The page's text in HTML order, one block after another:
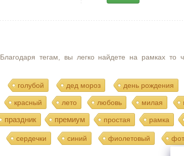
тегам, вы легко найдете на рамках то
голубой дед мороз день рождения
красный лето любовь милая
праздник премиум простая рамка
сердечки синий фиолетовый